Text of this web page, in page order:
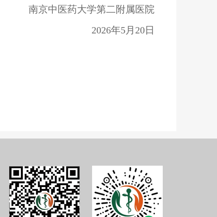
南京中医药大学第二附属医院
2026年5月20日